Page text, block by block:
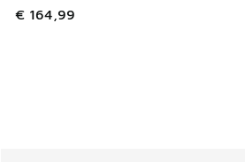
€ 164,99